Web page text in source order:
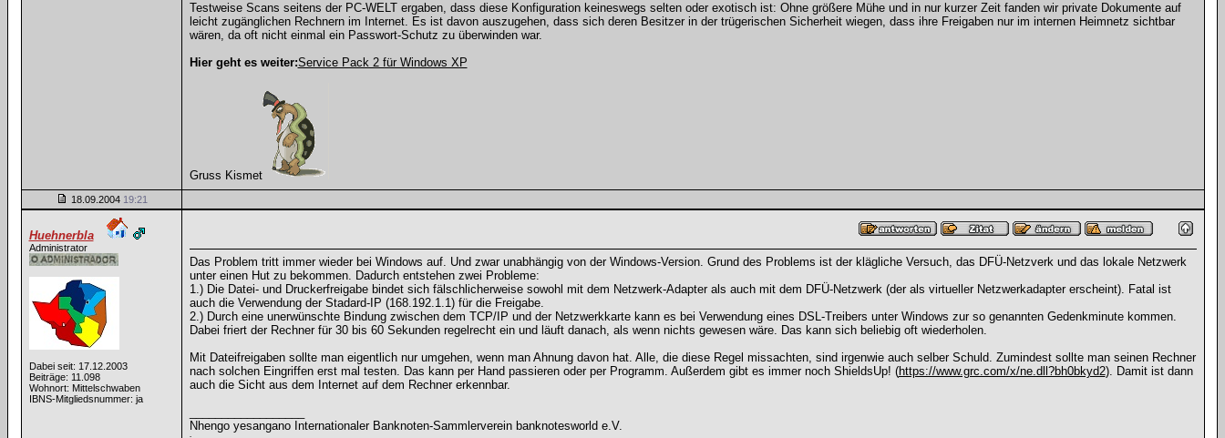
Testweise Scans seitens der PC-WELT ergaben, dass diese Konfiguration keineswegs selten oder exotisch ist: Ohne größere Mühe und in nur kurzer Zeit fanden wir private Dokumente auf
leicht zugänglichen Rechnern im Internet. Es ist davon auszugehen, dass sich deren Besitzer in der trügerischen Sicherheit wiegen, dass ihre Freigaben nur im internen Heimnetz sichtbar
wären, da oft nicht einmal ein Passwort-Schutz zu überwinden war.
Hier geht es weiter:Service Pack 2 für Windows XP
Gruss Kismet
18.09.2004 19:21
Huehnerbla
Administrator
Dabei seit: 17.12.2003
Beiträge: 11.098
Wohnort: Mittelschwaben
IBNS-Mitgliedsnummer: ja
Das Problem tritt immer wieder bei Windows auf. Und zwar unabhängig von der Windows-Version. Grund des Problems ist der klägliche Versuch, das DFÜ-Netzverk und das lokale Netzwerk
unter einen Hut zu bekommen. Dadurch entstehen zwei Probleme:
1.) Die Datei- und Druckerfreigabe bindet sich fälschlicherweise sowohl mit dem Netzwerk-Adapter als auch mit dem DFÜ-Netzwerk (der als virtueller Netzwerkadapter erscheint). Fatal ist
auch die Verwendung der Stadard-IP (168.192.1.1) für die Freigabe.
2.) Durch eine unerwünschte Bindung zwischen dem TCP/IP und der Netzwerkkarte kann es bei Verwendung eines DSL-Treibers unter Windows zur so genannten Gedenkminute kommen.
Dabei friert der Rechner für 30 bis 60 Sekunden regelrecht ein und läuft danach, als wenn nichts gewesen wäre. Das kann sich beliebig oft wiederholen.
Mit Dateifreigaben sollte man eigentlich nur umgehen, wenn man Ahnung davon hat. Alle, die diese Regel missachten, sind irgenwie auch selber Schuld. Zumindest sollte man seinen Rechner
nach solchen Eingriffen erst mal testen. Das kann per Hand passieren oder per Programm. Außerdem gibt es immer noch ShieldsUp! (https://www.grc.com/x/ne.dll?bh0bkyd2). Damit ist dann
auch die Sicht aus dem Internet auf dem Rechner erkennbar.
Nhengo yesangano Internationaler Banknoten-Sammlerverein banknotesworld e.V.
-